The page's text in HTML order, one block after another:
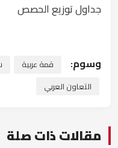
جداول توزيع الحصص
وسوم: قمة عربية
التعاون العربي
مقالات ذات صلة